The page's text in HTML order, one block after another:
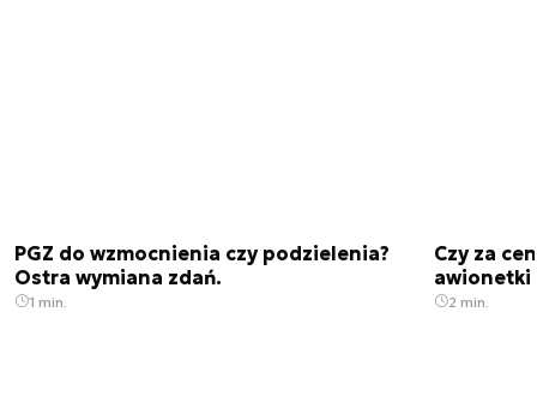
PGZ do wzmocnienia czy podzielenia?
Ostra wymiana zdań.
1 min.
Czy za
awionetki
2 min.